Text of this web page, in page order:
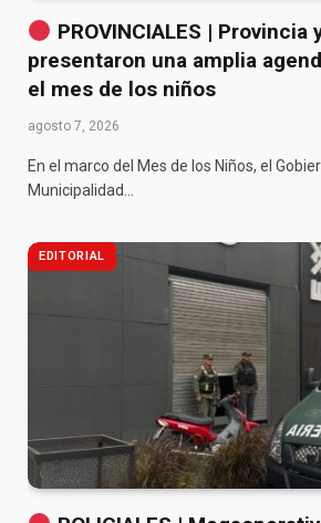
PROVINCIALES |
presentaron una amplia
el mes de los niños
agosto 7, 2026
En el marco del Mes de los Niños, el
Municipalidad…
EDITORIAL